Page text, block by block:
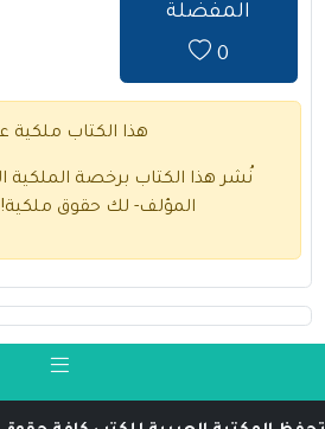
المفضلة
0
هذا الكتاب ملكية
نُشر هذا الكتاب برخصة الملكية
المؤلف- لك حقوق ملكية!